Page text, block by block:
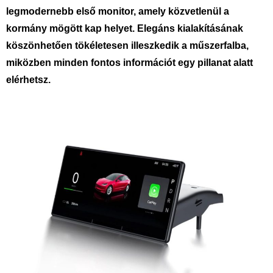
legmodernebb első monitor, amely közvetlenül a
kormány mögött kap helyet. Elegáns kialakításának
köszönhetően tökéletesen illeszkedik a műszerfalba,
miközben minden fontos információt egy pillanat alatt
elérhetsz.